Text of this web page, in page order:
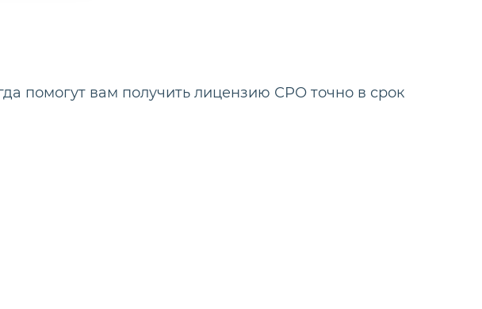
помогут вам получить лицензию СРО точно в срок